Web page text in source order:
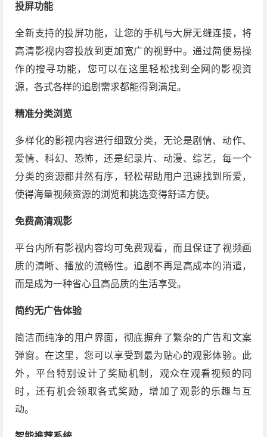
投屏功能
全新支持的投屏功能，让您的手机与大屏无缝连接，将
高清影视内容投放到更加宽广的视野中。通过简便易操
作的搜寻功能，您可以在这里轻松找到全网的影视资
源，各式各样的追剧需求都能得到满足。
精准分类浏览
多样化的影视内容进行细致分类，无论是剧情、动作、
爱情、科幻、恐怖，还是纪录片、动漫、综艺，每一个
分类的资源都井然有序，轻松帮助用户迅速找到所爱，
使得海量视频资源的浏览和挑选变得舒适方便。
免费高清观影
平台内所有影视内容均可免费观看，而且保证了视频画
质的清晰、播放的流畅性。追剧不再是高成本的消遣，
而是成为一种省心且高品质的生活享受。
简约无广告体验
简洁而纯净的用户界面，彻底摒弃了繁杂的广告和文案
弹窗。在这里，您可以享受到最为贴心的观影体验。此
外，平台特别设计了奖励机制，观众在观看视频的同
时，还有机会领取各式奖励，增加了观影的乐趣与互
动。